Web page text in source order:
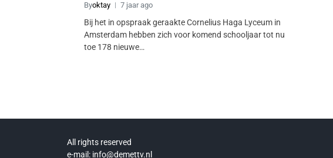
Byoktay 7 jaar ago
Bij het in opspraak geraakte Cornelius Haga Lyceum in
Amsterdam hebben zich voor komend schooljaar tot nu
toe 178 nieuwe…
All rights reserved
e-mail: info@demettv.nl